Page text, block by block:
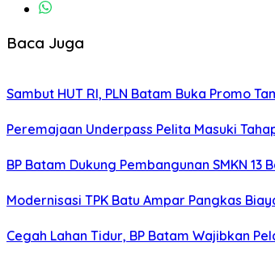
Baca Juga
Sambut HUT RI, PLN Batam Buka Promo
Peremajaan Underpass Pelita Masuki
BP Batam Dukung Pembangunan SMKN
Modernisasi TPK Batu Ampar Pangkas
Cegah Lahan Tidur, BP Batam Wajibkan